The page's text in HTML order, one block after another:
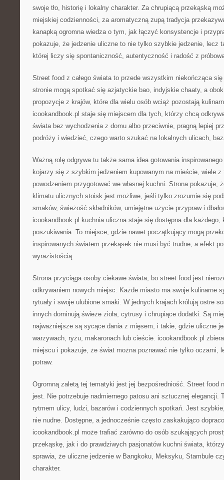
swoje tło, historię i lokalny charakter. Za chrupiącą przekąską
miejskiej codzienności, za aromatyczną zupą tradycja
kanapką ogromna wiedza o tym, jak łączyć konsystencje i
pokazuje, że jedzenie uliczne to nie tylko szybkie jedzenie, lecz
której liczy się spontaniczność, autentyczność i radość z
Street food z całego świata to przede wszystkim niekończąca
stronie mogą spotkać się azjatyckie bao, indyjskie chaaty, a
propozycje z krajów, które dla wielu osób wciąż pozostają
icookandbook.pl staje się miejscem dla tych, którzy chcą
świata bez wychodzenia z domu albo przeciwnie, pragną lepiej
podróży i wiedzieć, czego warto szukać na lokalnych ulicach,
Ważną rolę odgrywa tu także sama idea gotowania
kojarzy się z szybkim jedzeniem kupowanym na mieście, wiele
powodzeniem przygotować we własnej kuchni. Strona pokazuje,
klimatu ulicznych stoisk jest możliwe, jeśli tylko zrozumie się
smaków, świeżość składników, umiejętne użycie przypraw i
icookandbook.pl kuchnia uliczna staje się dostępna dla każdego,
poszukiwania. To miejsce, gdzie nawet początkujący mogą
inspirowanych światem przekąsek nie musi być trudne, a efekt
wyrazistością.
Strona przyciąga osoby ciekawe świata, bo street food jest
odkrywaniem nowych miejsc. Każde miasto ma swoje kulinarne
rytuały i swoje ulubione smaki. W jednych krajach królują ostre
innych dominują świeże zioła, cytrusy i chrupiące dodatki. Są
najważniejsze są sycące dania z mięsem, i takie, gdzie uliczne
warzywach, ryżu, makaronach lub cieście. icookandbook.pl
miejscu i pokazuje, że świat można poznawać nie tylko oczami,
potraw.
Ogromną zaletą tej tematyki jest jej bezpośredniość. Street food
jest. Nie potrzebuje nadmiernego patosu ani sztucznej elegancji.
rytmem ulicy, ludzi, bazarów i codziennych spotkań. Jest
nie nudne. Dostępne, a jednocześnie często zaskakująco
icookandbook.pl może trafiać zarówno do osób szukających
przekąskę, jak i do prawdziwych pasjonatów kuchni świata,
sprawia, że uliczne jedzenie w Bangkoku, Meksyku, Stambule
charakter.